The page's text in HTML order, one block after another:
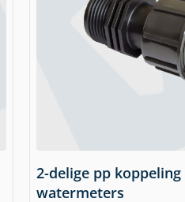
2-delige pp
watermeters